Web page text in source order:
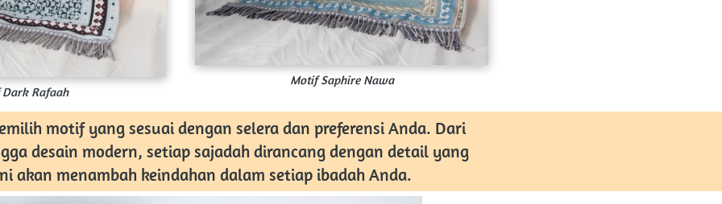
Rafaah
Motif Saphire Nawa
desain modern, setiap sajadah dirancang dengan detail yang
akan menambah keindahan dalam setiap ibadah Anda.